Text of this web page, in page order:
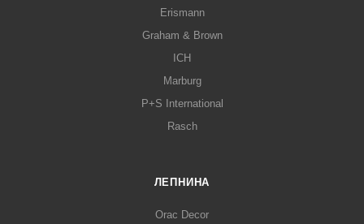
Erismann
Graham & Brown
ICH
Marburg
P+S International
Rasch
ЛЕПНИНА
Orac Decor